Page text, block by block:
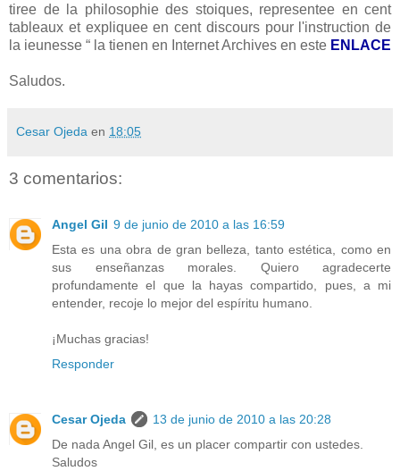
tiree de la philosophie des stoiques, representee en cent
tableaux et expliquee en cent discours pour l'instruction de
la ieunesse “ la tienen en Internet Archives en este ENLACE
Saludos.
Cesar Ojeda en 18:05
3 comentarios:
Angel Gil 9 de junio de 2010 a las 16:59
Esta es una obra de gran belleza, tanto estética, como en
sus enseñanzas morales. Quiero agradecerte
profundamente el que la hayas compartido, pues, a mi
entender, recoje lo mejor del espíritu humano.
¡Muchas gracias!
Responder
Cesar Ojeda
13 de junio de 2010 a las 20:28
De nada Angel Gil, es un placer compartir con ustedes.
Saludos